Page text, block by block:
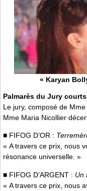
« Karyan
Palmarès du Jury
Le jury, composé de
Mme Maria Nicollier
■ FIFOG D’OR :
« A travers ce prix, nous
résonance universelle. »
■ FIFOG D’ARGENT : Un
« A travers ce prix, nous